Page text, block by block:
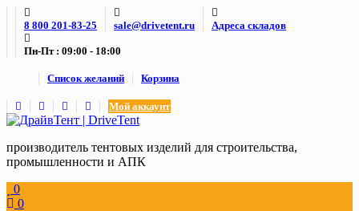
Skip
content
8 800 201-83-25 sale@drivetent.ru Адреса складов
Пн-Пт : 09:00 - 18:00
Список желаний Корзина
Мой аккаунт
производитель тентовых изделий для строительства,
промышленности и АПК
0
0